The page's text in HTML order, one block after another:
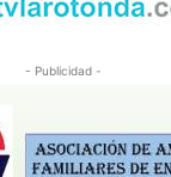
- Publicidad -